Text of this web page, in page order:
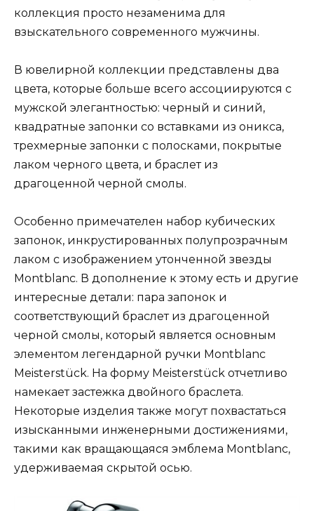
коллекция просто незаменима для
взыскательного современного мужчины.
В ювелирной коллекции представлены два
цвета, которые больше всего ассоциируются с
мужской элегантностью: черный и синий,
квадратные запонки со вставками из оникса,
трехмерные запонки с полосками, покрытые
лаком черного цвета, и браслет из
драгоценной черной смолы.
Особенно примечателен набор кубических
запонок, инкрустированных полупрозрачным
лаком с изображением утонченной звезды
Montblanc. В дополнение к этому есть и другие
интересные детали: пара запонок и
соответствующий браслет из драгоценной
черной смолы, который является основным
элементом легендарной ручки Montblanc
Meisterstück. На форму Meisterstück отчетливо
намекает застежка двойного браслета.
Некоторые изделия также могут похвастаться
изысканными инженерными достижениями,
такими как вращающаяся эмблема Montblanc,
удерживаемая скрытой осью.